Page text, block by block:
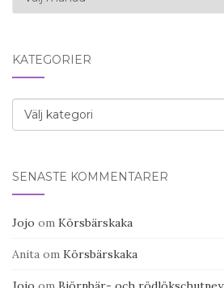
KATEGORIER
Kategorier
SENASTE KOMMENTARER
Jojo om Körsbärskaka
Anita om Körsbärskaka